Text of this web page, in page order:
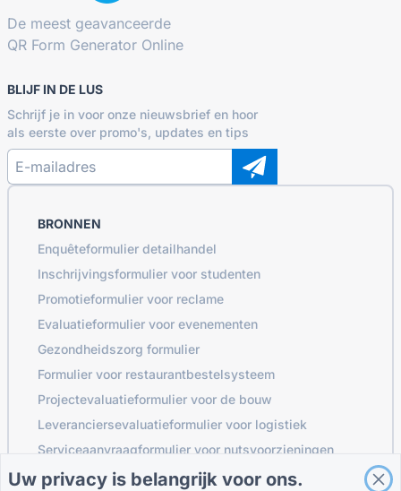
De meest geavanceerde
QR Form Generator Online
BLIJF IN DE LUS
Schrijf je in voor onze nieuwsbrief en hoor
als eerste over promo's, updates en tips
BRONNEN
Enquêteformulier detailhandel
Inschrijvingsformulier voor studenten
Promotieformulier voor reclame
Evaluatieformulier voor evenementen
Gezondheidszorg formulier
Formulier voor restaurantbestelsysteem
Projectevaluatieformulier voor de bouw
Leveranciersevaluatieformulier voor logistiek
Serviceaanvraagformulier voor nutsvoorzieningen
Klantbetrokkenheidsformulier
Uw privacy is belangrijk voor ons.